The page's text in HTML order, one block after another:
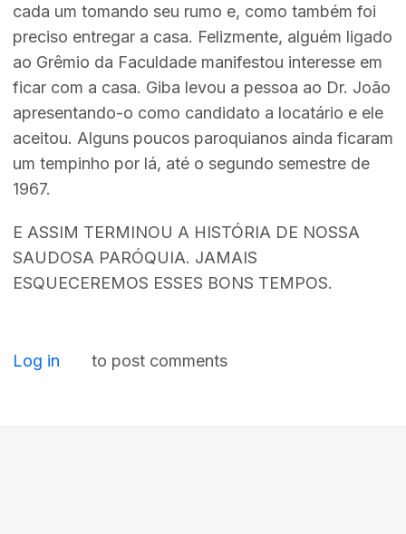
cada um tomando seu rumo e, como também foi
preciso entregar a casa. Felizmente, alguém ligado
ao Grêmio da Faculdade manifestou interesse em
ficar com a casa. Giba levou a pessoa ao Dr. João
apresentando-o como candidato a locatário e ele
aceitou. Alguns poucos paroquianos ainda ficaram
um tempinho por lá, até o segundo semestre de
1967.
E ASSIM TERMINOU A HISTÓRIA DE NOSSA
SAUDOSA PARÓQUIA. JAMAIS
ESQUECEREMOS ESSES BONS TEMPOS.
Log in to post comments